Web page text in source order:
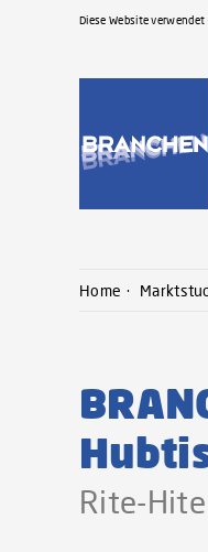
Diese Website
Home
Rite-